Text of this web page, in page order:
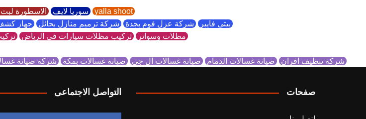
yalla shoot سوريا لايف الاسطورة لبث
بيتي فايبر شركة عزل فوم بجدة شركة ترميم منازل بحائل جهاز
مظلات وسواتر تركيب مظلات سيارات في الرياض
شركة تنظيف افران صيانة غسالات الدمام صيانة غسالات ال جي صيانة غسالات بمكة شركة صيانة
صفحات التواصل الاجتماعى